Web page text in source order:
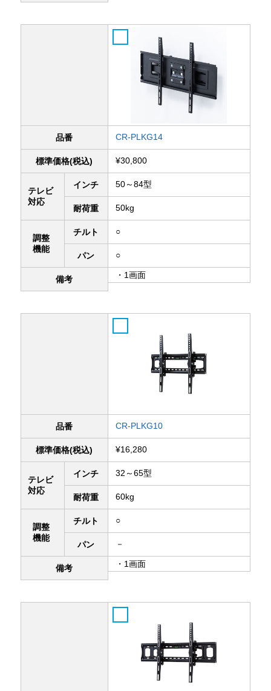
品番 CR-PLKG14
標準価格(税込) ¥30,800
テレビ
対応
インチ 50～84型
耐荷重 50kg
調整
機能
チルト ○
パン ○
備考 ・1画面
品番 CR-PLKG10
標準価格(税込) ¥16,280
テレビ
対応
インチ 32～65型
耐荷重 60kg
調整
機能
チルト ○
パン －
備考 ・1画面